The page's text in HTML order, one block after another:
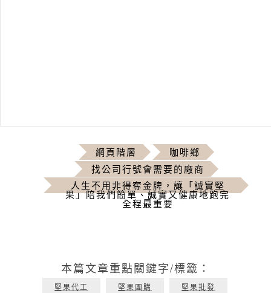
網頁階層
咖啡鄉
找公司行號會需要的廠商
人生不用非得奪金牌，讓「誠實堅
果」陪我們簡單、誠實又健康地跑完
全程最重要
本篇文章重點關鍵字/標籤：
堅果代工 堅果團購 堅果批發